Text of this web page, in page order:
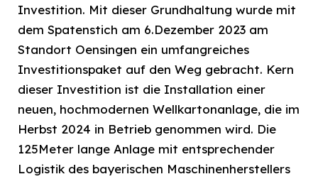
Investition. Mit dieser Grundhaltung wurde mit
dem Spatenstich am 6.Dezember 2023 am
Standort Oensingen ein umfangreiches
Investitionspaket auf den Weg gebracht. Kern
dieser Investition ist die Installation einer
neuen, hochmodernen Wellkartonanlage, die im
Herbst 2024 in Betrieb genommen wird. Die
125Meter lange Anlage mit entsprechender
Logistik des bayerischen Maschinenherstellers